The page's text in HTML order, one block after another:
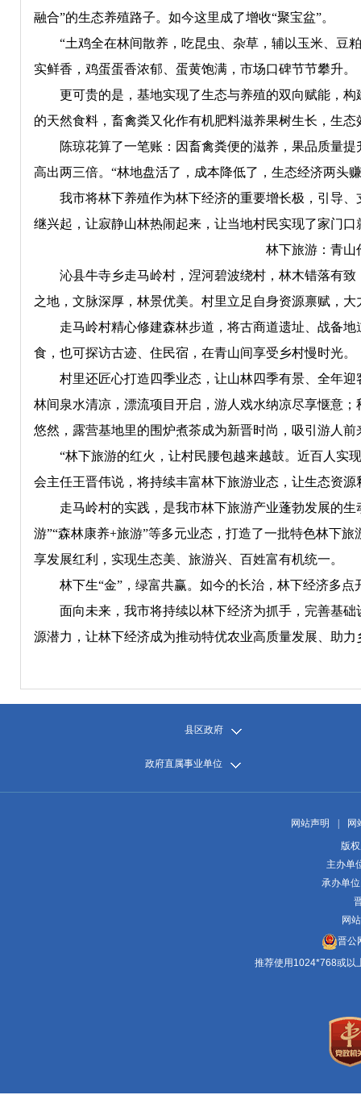
融合”的生态养殖路子。如今这里成了增收“聚宝盆”。
“土鸡全在林间散养，吃昆虫、杂草，辅以玉米、豆粕
实鲜香，鸡蛋蛋香浓郁、蛋黄饱满，市场口碑节节攀升。
更可贵的是，基地实现了生态与养殖的双向赋能，构
的天然食料，畜禽粪又化作有机肥料滋养果树生长，生态
陈琼花算了一笔账：因畜禽粪便的滋养，果品质量提
高出两三倍。“林地盘活了，成本降低了，生态经济两头
我市将林下养殖作为林下经济的重要增长极，引导、
继兴起，让寂静山林热闹起来，让当地村民实现了家门口
林下旅游：青山
沁县牛寺乡走马岭村，涅河碧波绕村，林木错落有致
之地，文脉深厚，林景优美。村里立足自身资源禀赋，
走马岭村精心修建森林步道，将古商道遗址、战备地
食，也可探访古迹、住民宿，在青山间享受乡村
村里还匠心打造四季业态，让山林四季有景、全年迎
林间泉水清凉，漂流项目开启，游人戏水纳凉尽享惬意
悠然，露营基地里的围炉煮茶成为新晋时尚，吸引游人
“林下旅游的红火，让村民腰包越来越鼓。近百人实现
会主任王晋伟说，将持续丰富林下旅游业态，让生态资源
走马岭村的实践，是我市林下旅游产业蓬勃发展的生
游”“森林康养+旅游”等多元业态，打造了一批特色林下
享发展红利，实现生态美、旅游兴、百姓富有机统一。
林下生“金”，绿富共赢。如今的长治，林下经济多点
面向未来，我市将持续以林下经济为抓手，完善基础
源潜力，让林下经济成为推动特优农业高质量发展、助
县区政府
政府直属事业单位
网站声明 |
网
版
主办单
承办单
网
晋公
推荐使用1024*768或以